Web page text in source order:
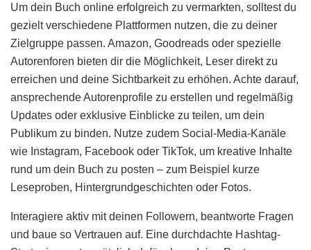
Um dein Buch online erfolgreich zu vermarkten, solltest du
gezielt verschiedene Plattformen nutzen, die zu deiner
Zielgruppe passen. Amazon, Goodreads oder spezielle
Autorenforen bieten dir die Möglichkeit, Leser direkt zu
erreichen und deine Sichtbarkeit zu erhöhen. Achte darauf,
ansprechende Autorenprofile zu erstellen und regelmäßig
Updates oder exklusive Einblicke zu teilen, um dein
Publikum zu binden. Nutze zudem Social-Media-Kanäle
wie Instagram, Facebook oder TikTok, um kreative Inhalte
rund um dein Buch zu posten – zum Beispiel kurze
Leseproben, Hintergrundgeschichten oder Fotos.
Interagiere aktiv mit deinen Followern, beantworte Fragen
und baue so Vertrauen auf. Eine durchdachte Hashtag-